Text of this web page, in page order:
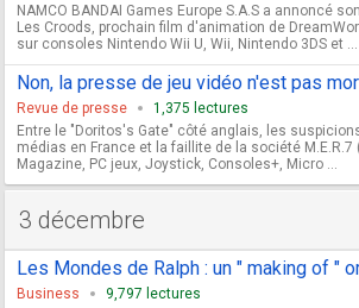
NAMCO BANDAI Games Europe S.A.S a annoncé
Les Croods, prochain film d'animation de
sur consoles Nintendo Wii U, Wii, Nintendo 3DS et ...
Non, la presse de jeu vidéo n'est pas
Revue de presse
1,375 lectures
Entre le "Doritos's Gate" côté anglais, les
médias en France et la faillite de la société
Magazine, PC jeux, Joystick, Consoles+, Micro ...
3 décembre
Les Mondes de Ralph : un " making of "
Business
9,797 lectures